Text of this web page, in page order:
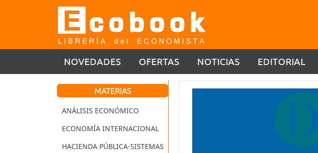
NOVEDADES OFERTAS NOTICIAS EDITORIAL
MATERIAS
ANÁLISIS ECONÓMICO
ECONOMÍA INTERNACIONAL
HACIENDA PÚBLICA-SISTEMAS